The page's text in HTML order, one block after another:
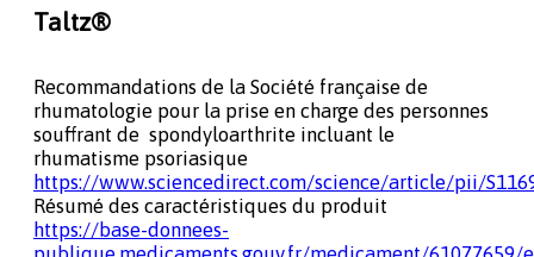
Taltz®
Recommandations de la Société française de
rhumatologie pour la prise en charge des personnes
souffrant de spondyloarthrite incluant le
rhumatisme psoriasique
https://www.sciencedirect.com/science/article/pii/
Résumé des caractéristiques du produit
https://base-donnees-